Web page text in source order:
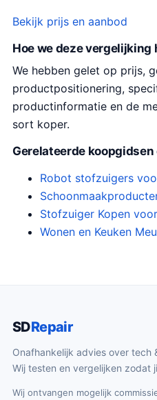
Bekijk prijs en aanbod
Hoe we deze vergelijking
We hebben gelet op prijs,
productpositionering,
productinformatie en de
sort koper.
Gerelateerde
Robot stofzuigers
Stofzuiger Kopen
Wonen en Keuken
SDRepair
Onafhankelijk advies over tech
Wij testen en vergelijken zodat
Wij ontvangen mogelijk